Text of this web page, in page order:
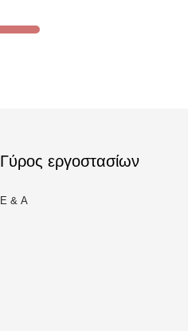
Γύρος εργοστασίων
Ε & Α